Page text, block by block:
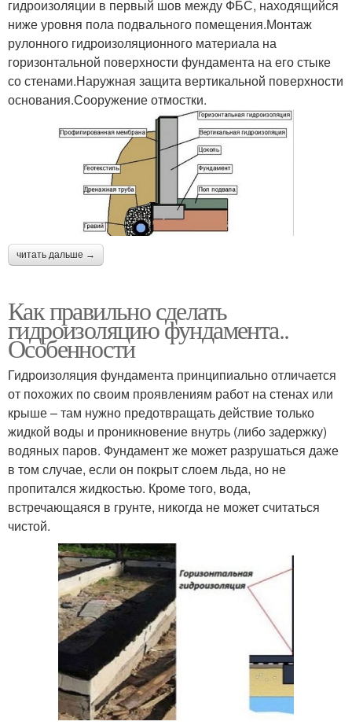
гидроизоляции в первый шов между ФБС, находящийся
ниже уровня пола подвального помещения.Монтаж
рулонного гидроизоляционного материала на
горизонтальной поверхности фундамента на его стыке
со стенами.Наружная защита вертикальной поверхности
основания.Сооружение отмостки.
читать дальше →
Как правильно сделать
гидроизоляцию фундамента..
Особенности
Гидроизоляция фундамента принципиально отличается
от похожих по своим проявлениям работ на стенах или
крыше – там нужно предотвращать действие только
жидкой воды и проникновение внутрь (либо задержку)
водяных паров. Фундамент же может разрушаться даже
в том случае, если он покрыт слоем льда, но не
пропитался жидкостью. Кроме того, вода,
встречающаяся в грунте, никогда не может считаться
чистой.